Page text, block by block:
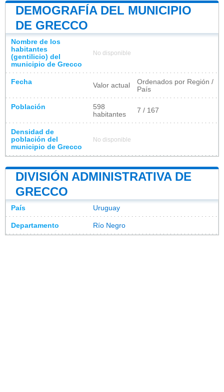
DEMOGRAFÍA DEL MUNICIPIO
DE GRECCO
Nombre de los
habitantes
(gentilicio) del
municipio de Grecco
No disponible
Fecha Valor actual
Ordenados por Región /
País
Población
598
habitantes
7 / 167
Densidad de
población del
municipio de Grecco
No disponible
DIVISIÓN ADMINISTRATIVA DE
GRECCO
País Uruguay
Departamento Río Negro